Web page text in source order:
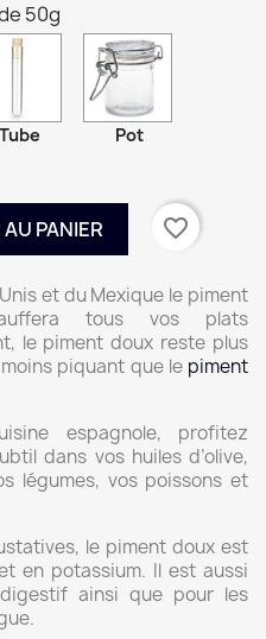
50g
Tube Pot
PANIER favorite_border
et du Mexique le piment
tous vos plats
le piment doux reste plus
piquant que le piment
espagnole, profitez
dans vos huiles d’olive,
légumes, vos poissons et
le piment doux est
en potassium. Il est aussi
ainsi que pour les